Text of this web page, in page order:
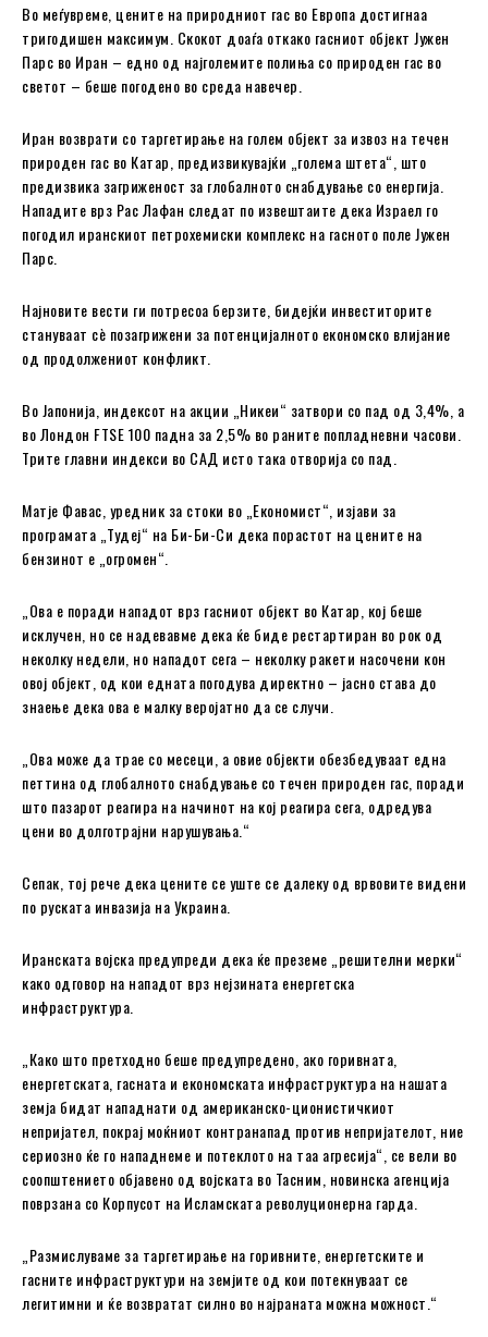
Во меѓувреме, цените на природниот гас во Европа достигнаа
тригодишен максимум. Скокот доаѓа откако гасниот објект Јужен
Парс во Иран – едно од најголемите полиња со природен гас во
светот – беше погодено во среда навечер.
Иран возврати со таргетирање на голем објект за извоз на течен
природен гас во Катар, предизвикувајќи „голема штета“, што
предизвика загриженост за глобалното снабдување со енергија.
Нападите врз Рас Лафан следат по извештаите дека Израел го
погодил иранскиот петрохемиски комплекс на гасното поле Јужен
Парс.
Најновите вести ги потресоа берзите, бидејќи инвеститорите
стануваат сè позагрижени за потенцијалното економско влијание
од продолжениот конфликт.
Во Јапонија, индексот на акции „Никеи“ затвори со пад од 3,4%, а
во Лондон FTSE 100 падна за 2,5% во раните попладневни часови.
Трите главни индекси во САД исто така отворија со пад.
Матје Фавас, уредник за стоки во „Економист“, изјави за
програмата „Тудеј“ на Би-Би-Си дека порастот на цените на
бензинот е „огромен“.
„Ова е поради нападот врз гасниот објект во Катар, кој беше
исклучен, но се надевавме дека ќе биде рестартиран во рок од
неколку недели, но нападот сега – неколку ракети насочени кон
овој објект, од кои едната погодува директно – јасно става до
знаење дека ова е малку веројатно да се случи.
„Ова може да трае со месеци, а овие објекти обезбедуваат една
петтина од глобалното снабдување со течен природен гас, поради
што пазарот реагира на начинот на кој реагира сега, одредува
цени во долготрајни нарушувања.“
Сепак, тој рече дека цените се уште се далеку од врвовите видени
по руската инвазија на Украина.
Иранската војска предупреди дека ќе преземе „решителни мерки“
како одговор на нападот врз нејзината енергетска
инфраструктура.
„Како што претходно беше предупредено, ако горивната,
енергетската, гасната и економската инфраструктура на нашата
земја бидат нападнати од американско-ционистичкиот
непријател, покрај моќниот контранапад против непријателот, ние
сериозно ќе го нападнеме и потеклото на таа агресија“, се вели во
соопштението објавено од војската во Тасним, новинска агенција
поврзана со Корпусот на Исламската револуционерна гарда.
„Размислуваме за таргетирање на горивните, енергетските и
гасните инфраструктури на земјите од кои потекнуваат се
легитимни и ќе возвратат силно во најраната можна можност.“